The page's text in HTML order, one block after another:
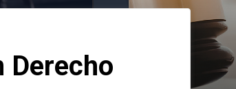
Derecho